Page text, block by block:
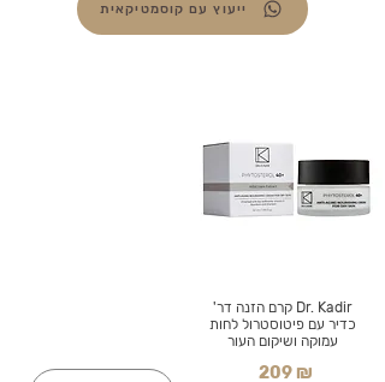
ייעוץ עם קוסמטיקאית
Dr. Kadir קרם הזנה דר'
כדיר עם פיטוסטרול לחות
עמוקה ושיקום העור
209 ₪